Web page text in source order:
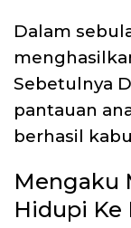
Dalam
Sebetulnya
pantauan
berhasil
Mengaku
Hidupi Ke